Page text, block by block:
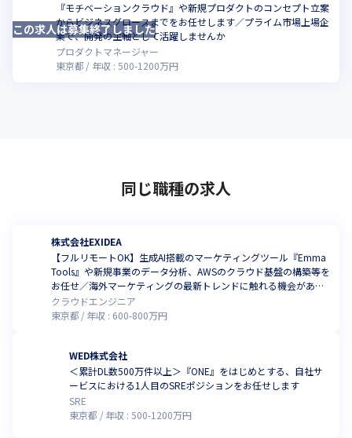
『モチベーションクラウド』や新規プロダクトのコンセプト立案
からビジネスグロースまでをお任せします／プライム市場上場企
業で、開発の主軸として活躍しませんか
プロダクトマネージャー
東京都
年収 : 500-1200万円
この求人は募集終了しました
同じ職種の求人
株式会社EXIDEA
【フルリモートOK】生成AI搭載のマーケティングツール『Emma
Tools』や新規事業のデータ分析、AWSのクラウド基盤の構築等を
お任せ／海外マーケティングの最新トレンドに触れる機会があり
ます！
クラウドエンジニア
東京都
年収 : 600-800万円
WED株式会社
＜累計DL数500万件以上＞『ONE』をはじめとする、自社サ
ービスにおける1人目のSREポジションをお任せします
SRE
東京都
年収 :500-1200万円